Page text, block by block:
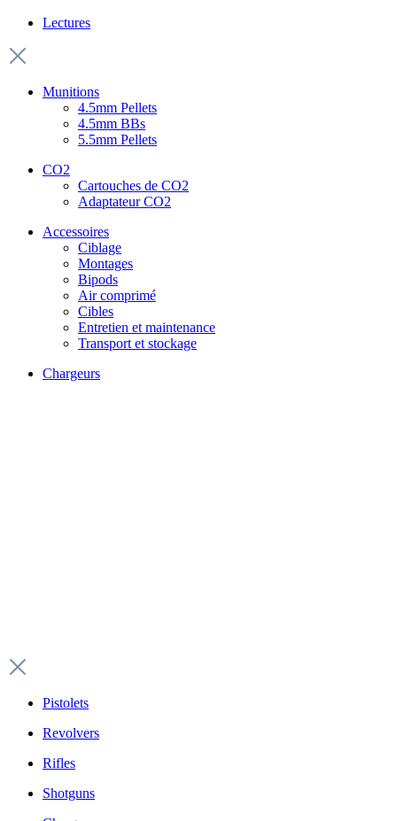
Lectures
Munitions
4.5mm Pellets
4.5mm BBs
5.5mm Pellets
CO2
Cartouches de CO2
Adaptateur CO2
Accessoires
Ciblage
Montages
Bipods
Air comprimé
Cibles
Entretien et maintenance
Transport et stockage
Chargeurs
Pistolets
Revolvers
Rifles
Shotguns